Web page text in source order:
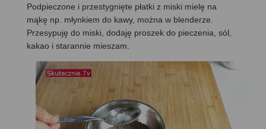
Podpieczone i przestygnięte płatki z miski mielę na
mąkę np. młynkiem do kawy, można w blenderze.
Przesypuję do miski, dodaję proszek do pieczenia, sól,
kakao i starannie mieszam.